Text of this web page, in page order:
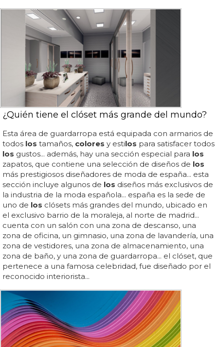
¿Quién tiene el clóset más grande del mundo?
Esta área de guardarropa está equipada con armarios de
todos los tamaños, colores y estilos para satisfacer todos
los gustos... además, hay una sección especial para los
zapatos, que contiene una selección de diseños de los
más prestigiosos diseñadores de moda de españa... esta
sección incluye algunos de los diseños más exclusivos de
la industria de la moda española... españa es la sede de
uno de los clósets más grandes del mundo, ubicado en
el exclusivo barrio de la moraleja, al norte de madrid...
cuenta con un salón con una zona de descanso, una
zona de oficina, un gimnasio, una zona de lavandería, una
zona de vestidores, una zona de almacenamiento, una
zona de baño, y una zona de guardarropa... el clóset, que
pertenece a una famosa celebridad, fue diseñado por el
reconocido interiorista...